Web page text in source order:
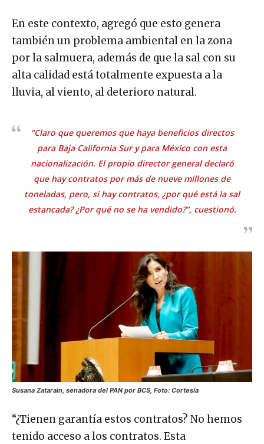
En este contexto, agregó que esto genera
también un problema ambiental en la zona
por la salmuera, además de que la sal con su
alta calidad está totalmente expuesta a la
lluvia, al viento, al deterioro natural.
“Claro que queremos que haya beneficios directos
para Baja California Sur y para México con esta
nacionalización. El propio director general declaró
que hay contratos por más de nueve millones de
toneladas, pero, si hay contratos, ¿por qué está la sal
estancada? ¿Por qué no se ha vendido?”, cuestionó.
Susana Zatarain, senadora del PAN por BCS, Foto: Cortesía
“¿Tienen garantía estos contratos? No hemos
tenido acceso a los contratos. Esta